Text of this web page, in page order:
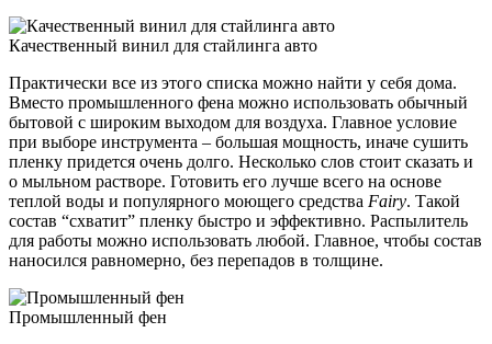
Качественный винил для стайлинга авто
Практически все из этого списка можно найти у себя дома.
Вместо промышленного фена можно использовать обычный
бытовой с широким выходом для воздуха. Главное условие
при выборе инструмента – большая мощность, иначе сушить
пленку придется очень долго. Несколько слов стоит сказать и
о мыльном растворе. Готовить его лучше всего на основе
теплой воды и популярного моющего средства Fairy. Такой
состав “схватит” пленку быстро и эффективно. Распылитель
для работы можно использовать любой. Главное, чтобы состав
наносился равномерно, без перепадов в толщине.
Промышленный фен